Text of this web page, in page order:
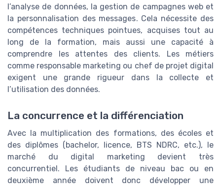
l’analyse de données, la gestion de campagnes web et
la personnalisation des messages. Cela nécessite des
compétences techniques pointues, acquises tout au
long de la formation, mais aussi une capacité à
comprendre les attentes des clients. Les métiers
comme responsable marketing ou chef de projet digital
exigent une grande rigueur dans la collecte et
l’utilisation des données.
La concurrence et la différenciation
Avec la multiplication des formations, des écoles et
des diplômes (bachelor, licence, BTS NDRC, etc.), le
marché du digital marketing devient très
concurrentiel. Les étudiants de niveau bac ou en
deuxième année doivent donc développer une